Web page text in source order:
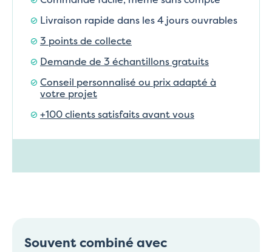
Livraison rapide dans les 4 jours ouvrables
3 points de collecte
Demande de 3 échantillons gratuits
Conseil personnalisé ou prix adapté à
votre projet
+100 clients satisfaits avant vous
Souvent combiné avec